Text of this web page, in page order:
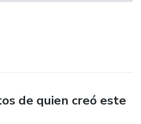
de quien creó este